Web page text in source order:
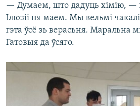
— Думаем, што дадуць хімію, —
Ілюзіі ня маем. Мы вельмі
гэта ўсё зь верасьня. Маральна
Гатовыя да ўсяго.